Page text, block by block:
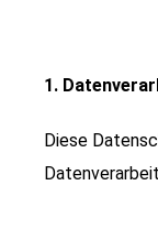
1.
Diese